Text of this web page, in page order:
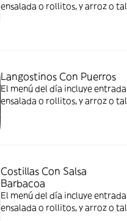
ensalada o rollitos, y arroz o
Langostinos Con Puerros
El menú del día incluye
ensalada o rollitos, y arroz o
Costillas Con Salsa
Barbacoa
El menú del día incluye
ensalada o rollitos, y arroz o